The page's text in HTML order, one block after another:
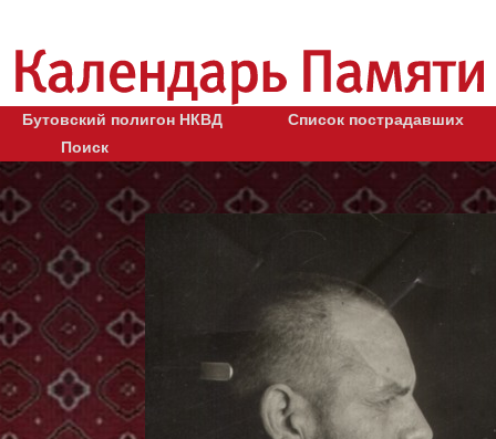
Бутовский полигон НКВД
Список пострадавших
Поиск